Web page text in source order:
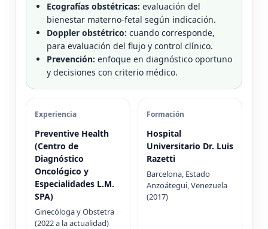
Ecografías obstétricas: evaluación del
bienestar materno-fetal según indicación.
Doppler obstétrico: cuando corresponde,
para evaluación del flujo y control clínico.
Prevención: enfoque en diagnóstico oportuno
y decisiones con criterio médico.
Experiencia
Preventive Health
(Centro de
Diagnóstico
Oncológico y
Especialidades L.M.
SPA)
Ginecóloga y Obstetra
(2022 a la actualidad)
Formación
Hospital
Universitario Dr. Luis
Razetti
Barcelona, Estado
Anzoátegui, Venezuela
(2017)